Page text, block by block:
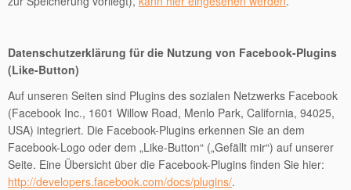
Datenschutzerklärung für die Nutzung von Facebook-Plugins
(Like-Button)
Auf unseren Seiten sind Plugins des sozialen Netzwerks Facebook
(Facebook Inc., 1601 Willow Road, Menlo Park, California, 94025,
USA) integriert. Die Facebook-Plugins erkennen Sie an dem
Facebook-Logo oder dem „Like-Button“ („Gefällt mir“) auf unserer
Seite. Eine Übersicht über die Facebook-Plugins finden Sie hier:
http://developers.facebook.com/docs/plugins/.